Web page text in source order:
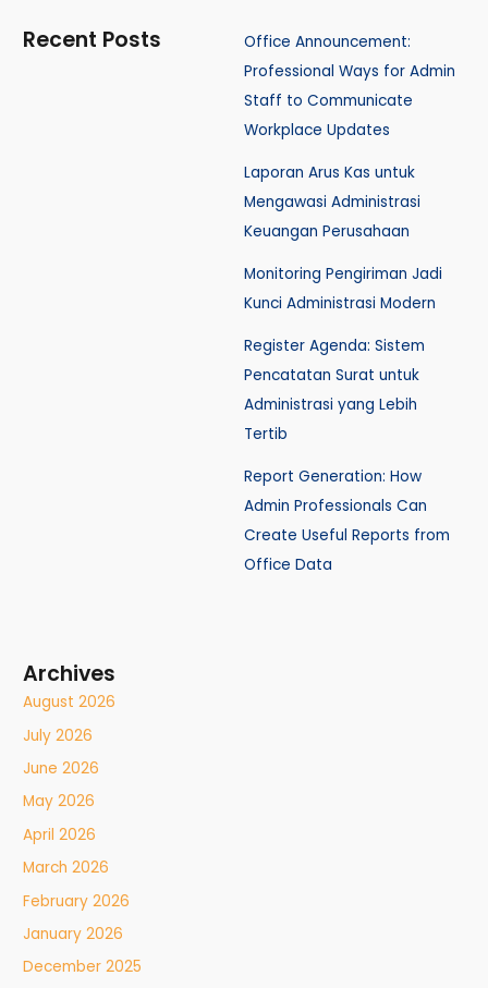
Recent Posts
Office Announcement:
Professional Ways for Admin
Staff to Communicate
Workplace Updates
Laporan Arus Kas untuk
Mengawasi Administrasi
Keuangan Perusahaan
Monitoring Pengiriman Jadi
Kunci Administrasi Modern
Register Agenda: Sistem
Pencatatan Surat untuk
Administrasi yang Lebih
Tertib
Report Generation: How
Admin Professionals Can
Create Useful Reports from
Office Data
Archives
August 2026
July 2026
June 2026
May 2026
April 2026
March 2026
February 2026
January 2026
December 2025